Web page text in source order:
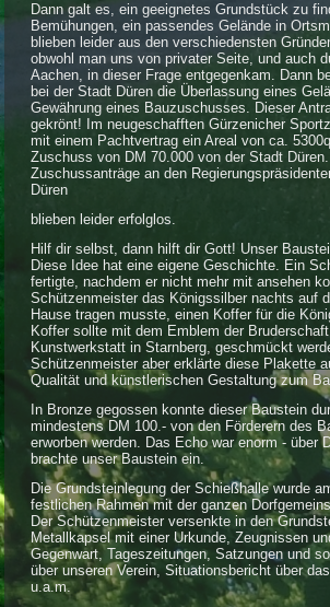
Dann galt es, ein geeignetes Grundstück zu
Bemühungen, ein passendes Gelände in
blieben leider aus den verschiedensten
obwohl man uns von privater Seite, und auch
Aachen, in dieser Frage entgegenkam. Dann
bei der Stadt Düren die Überlassung eines
Gewährung eines Bauzuschusses. Dieser
gekrönt! Im neugeschafften Gürzenicher
mit einem Pachtvertrag ein Areal von ca.
Zuschuss von DM 70.000 von der Stadt
Zuschussanträge an den
Düren
blieben leider erfolglos.
Hilf dir selbst, dann hilft dir Gott! Unser
Diese Idee hat eine eigene Geschichte. Ein
fertigte, nachdem er nicht mehr mit ansehen
Schützenmeister das Königssilber nachts auf
Hause tragen musste, einen Koffer für die
Koffer sollte mit dem Emblem der
Kunstwerkstatt in Starnberg, geschmückt
Schützenmeister aber erklärte diese Plakette
Qualität und künstlerischen Gestaltung zum
In Bronze gegossen konnte dieser Baustein
mindestens DM 100.- von den Förderern des
erworben werden. Das Echo war enorm - über
brachte unser Baustein ein.
Die Grundsteinlegung der Schießhalle wurde
festlichen Rahmen mit der ganzen
Der Schützenmeister versenkte in den
Metallkapsel mit einer Urkunde, Zeugnissen
Gegenwart, Tageszeitungen, Satzungen und
über unseren Verein, Situationsbericht über
u.a.m.